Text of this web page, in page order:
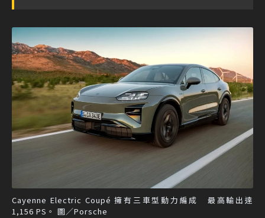
Cayenne Electric Coupé 擁有三車型動力編成 最高輸出達
1,156 PS。 圖／Porsche